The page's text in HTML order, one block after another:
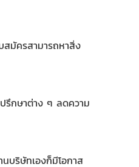
มัครสามารถหาสิ่ง
รึกษาต่าง ๆ ลดความ
บริษัทเองก็มีโอกาส